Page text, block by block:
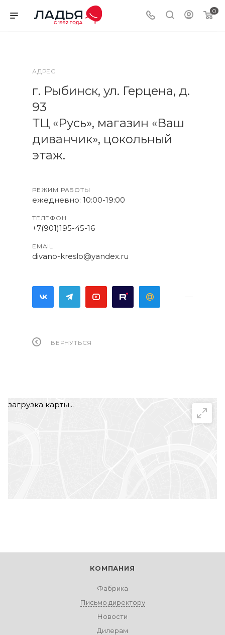
0
АДРЕС
г. Рыбинск, ул. Герцена, д.
93
ТЦ «Русь», магазин «Ваш
диванчик», цокольный
этаж.
РЕЖИМ РАБОТЫ
ежедневно: 10:00-19:00
ТЕЛЕФОН
+7(901)195-45-16
EMAIL
divano-kreslo@yandex.ru
ВЕРНУТЬСЯ
загрузка карты...
КОМПАНИЯ
Фабрика
Письмо директору
Новости
Дилерам